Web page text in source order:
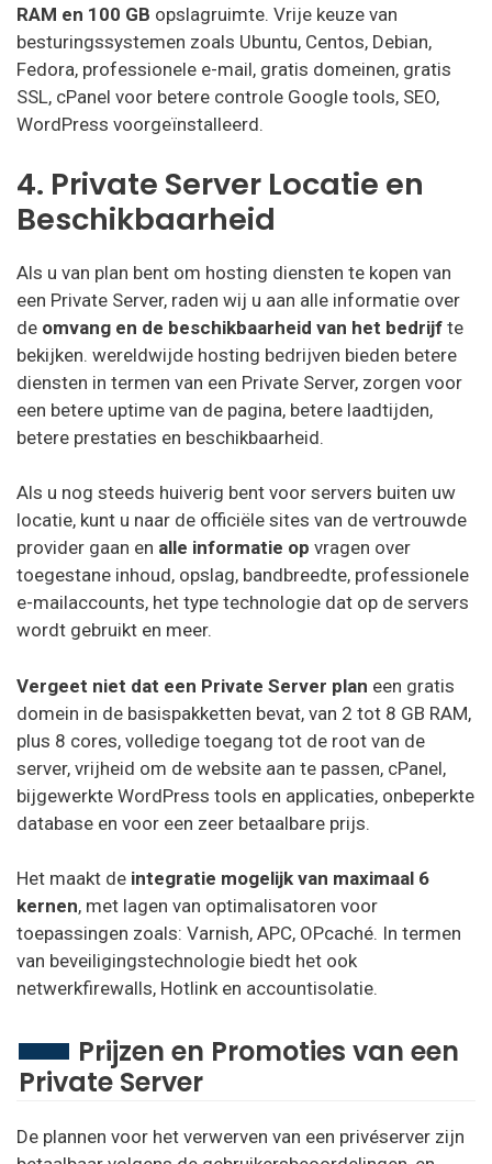
RAM en 100 GB opslagruimte. Vrije keuze van
besturingssystemen zoals Ubuntu, Centos, Debian,
Fedora, professionele e-mail, gratis domeinen, gratis
SSL, cPanel voor betere controle Google tools, SEO,
WordPress voorgeïnstalleerd.
4. Private Server Locatie en
Beschikbaarheid
Als u van plan bent om hosting diensten te kopen van
een Private Server, raden wij u aan alle informatie over
de omvang en de beschikbaarheid van het bedrijf te
bekijken. wereldwijde hosting bedrijven bieden betere
diensten in termen van een Private Server, zorgen voor
een betere uptime van de pagina, betere laadtijden,
betere prestaties en beschikbaarheid.
Als u nog steeds huiverig bent voor servers buiten uw
locatie, kunt u naar de officiële sites van de vertrouwde
provider gaan en alle informatie op vragen over
toegestane inhoud, opslag, bandbreedte, professionele
e-mailaccounts, het type technologie dat op de servers
wordt gebruikt en meer.
Vergeet niet dat een Private Server plan een gratis
domein in de basispakketten bevat, van 2 tot 8 GB RAM,
plus 8 cores, volledige toegang tot de root van de
server, vrijheid om de website aan te passen, cPanel,
bijgewerkte WordPress tools en applicaties, onbeperkte
database en voor een zeer betaalbare prijs.
Het maakt de integratie mogelijk van maximaal 6
kernen, met lagen van optimalisatoren voor
toepassingen zoals: Varnish, APC, OPcaché. In termen
van beveiligingstechnologie biedt het ook
netwerkfirewalls, Hotlink en accountisolatie.
Prijzen en Promoties van een
Private Server
De plannen voor het verwerven van een privéserver zijn